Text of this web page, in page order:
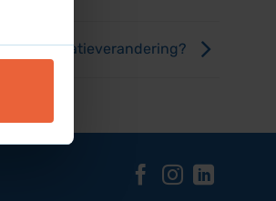
organisatieverandering?